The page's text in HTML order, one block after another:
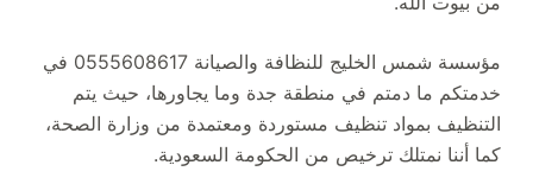
مؤسسة شمس الخليج للنظافة والصيانة 0555608617 في
خدمتكم ما دمتم في منطقة جدة وما يجاورها، حيث يتم
التنظيف بمواد تنظيف مستوردة ومعتمدة من وزارة الصحة،
كما أننا نمتلك ترخيص من الحكومة السعودية.